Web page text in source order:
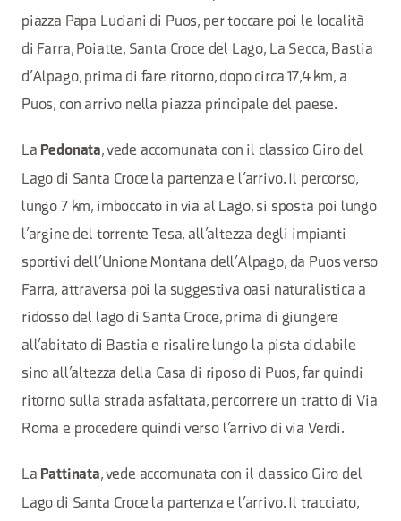
piazza Papa Luciani di Puos, per toccare poi le località
di Farra, Poiatte, Santa Croce del Lago, La Secca, Bastia
d’Alpago, prima di fare ritorno, dopo circa 17,4 km, a
Puos, con arrivo nella piazza principale del paese.
La Pedonata, vede accomunata con il classico Giro del
Lago di Santa Croce la partenza e l’arrivo. Il percorso,
lungo 7 km, imboccato in via al Lago, si sposta poi lungo
l’argine del torrente Tesa, all’altezza degli impianti
sportivi dell’Unione Montana dell’Alpago, da Puos verso
Farra, attraversa poi la suggestiva oasi naturalistica a
ridosso del lago di Santa Croce, prima di giungere
all’abitato di Bastia e risalire lungo la pista ciclabile
sino all’altezza della Casa di riposo di Puos, far quindi
ritorno sulla strada asfaltata, percorrere un tratto di Via
Roma e procedere quindi verso l’arrivo di via Verdi.
La Pattinata, vede accomunata con il classico Giro del
Lago di Santa Croce la partenza e l’arrivo. Il tracciato,